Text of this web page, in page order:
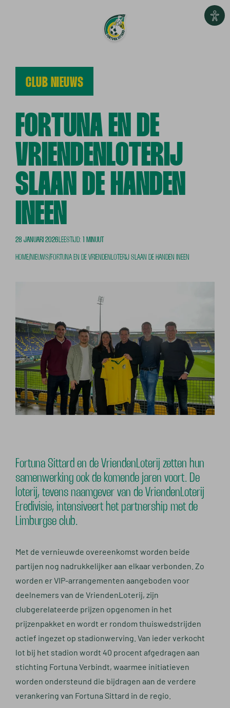
CLUB NIEUWS
FORTUNA EN DE
VRIENDENLOTERIJ
SLAAN DE HANDEN
INEEN
28 JANUARI 2026LEESTIJD: 1 MINUUT
HOME/NIEUWS/FORTUNA EN DE VRIENDENLOTERIJ SLAAN DE HANDEN INEEN
Fortuna Sittard en de VriendenLoterij zetten hun
samenwerking ook de komende jaren voort. De
loterij, tevens naamgever van de VriendenLoterij
Eredivisie, intensiveert het partnership met de
Limburgse club.
Met de vernieuwde overeenkomst worden beide
partijen nog nadrukkelijker aan elkaar verbonden. Zo
worden er VIP-arrangementen aangeboden voor
deelnemers van de VriendenLoterij, zijn
clubgerelateerde prijzen opgenomen in het
prijzenpakket en wordt er rondom thuiswedstrijden
actief ingezet op stadionwerving. Van ieder verkocht
lot bij het stadion wordt 40 procent afgedragen aan
stichting Fortuna Verbindt, waarmee initiatieven
worden ondersteund die bijdragen aan de verdere
verankering van Fortuna Sittard in de regio.